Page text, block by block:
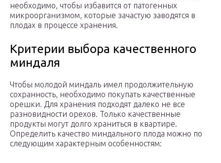
необходимо, чтобы избавится от патогенных
микроорганизмом, которые зачастую заводятся в
плодах в процессе хранения.
Критерии выбора качественного
миндаля
Чтобы молодой миндаль имел продолжительную
сохранность, необходимо покупать качественные
орешки. Для хранения подходят далеко не все
разновидности орехов. Только качественные
продукты могут долго храниться в квартире.
Определить качество миндального плода можно по
следующим характерным особенностям: